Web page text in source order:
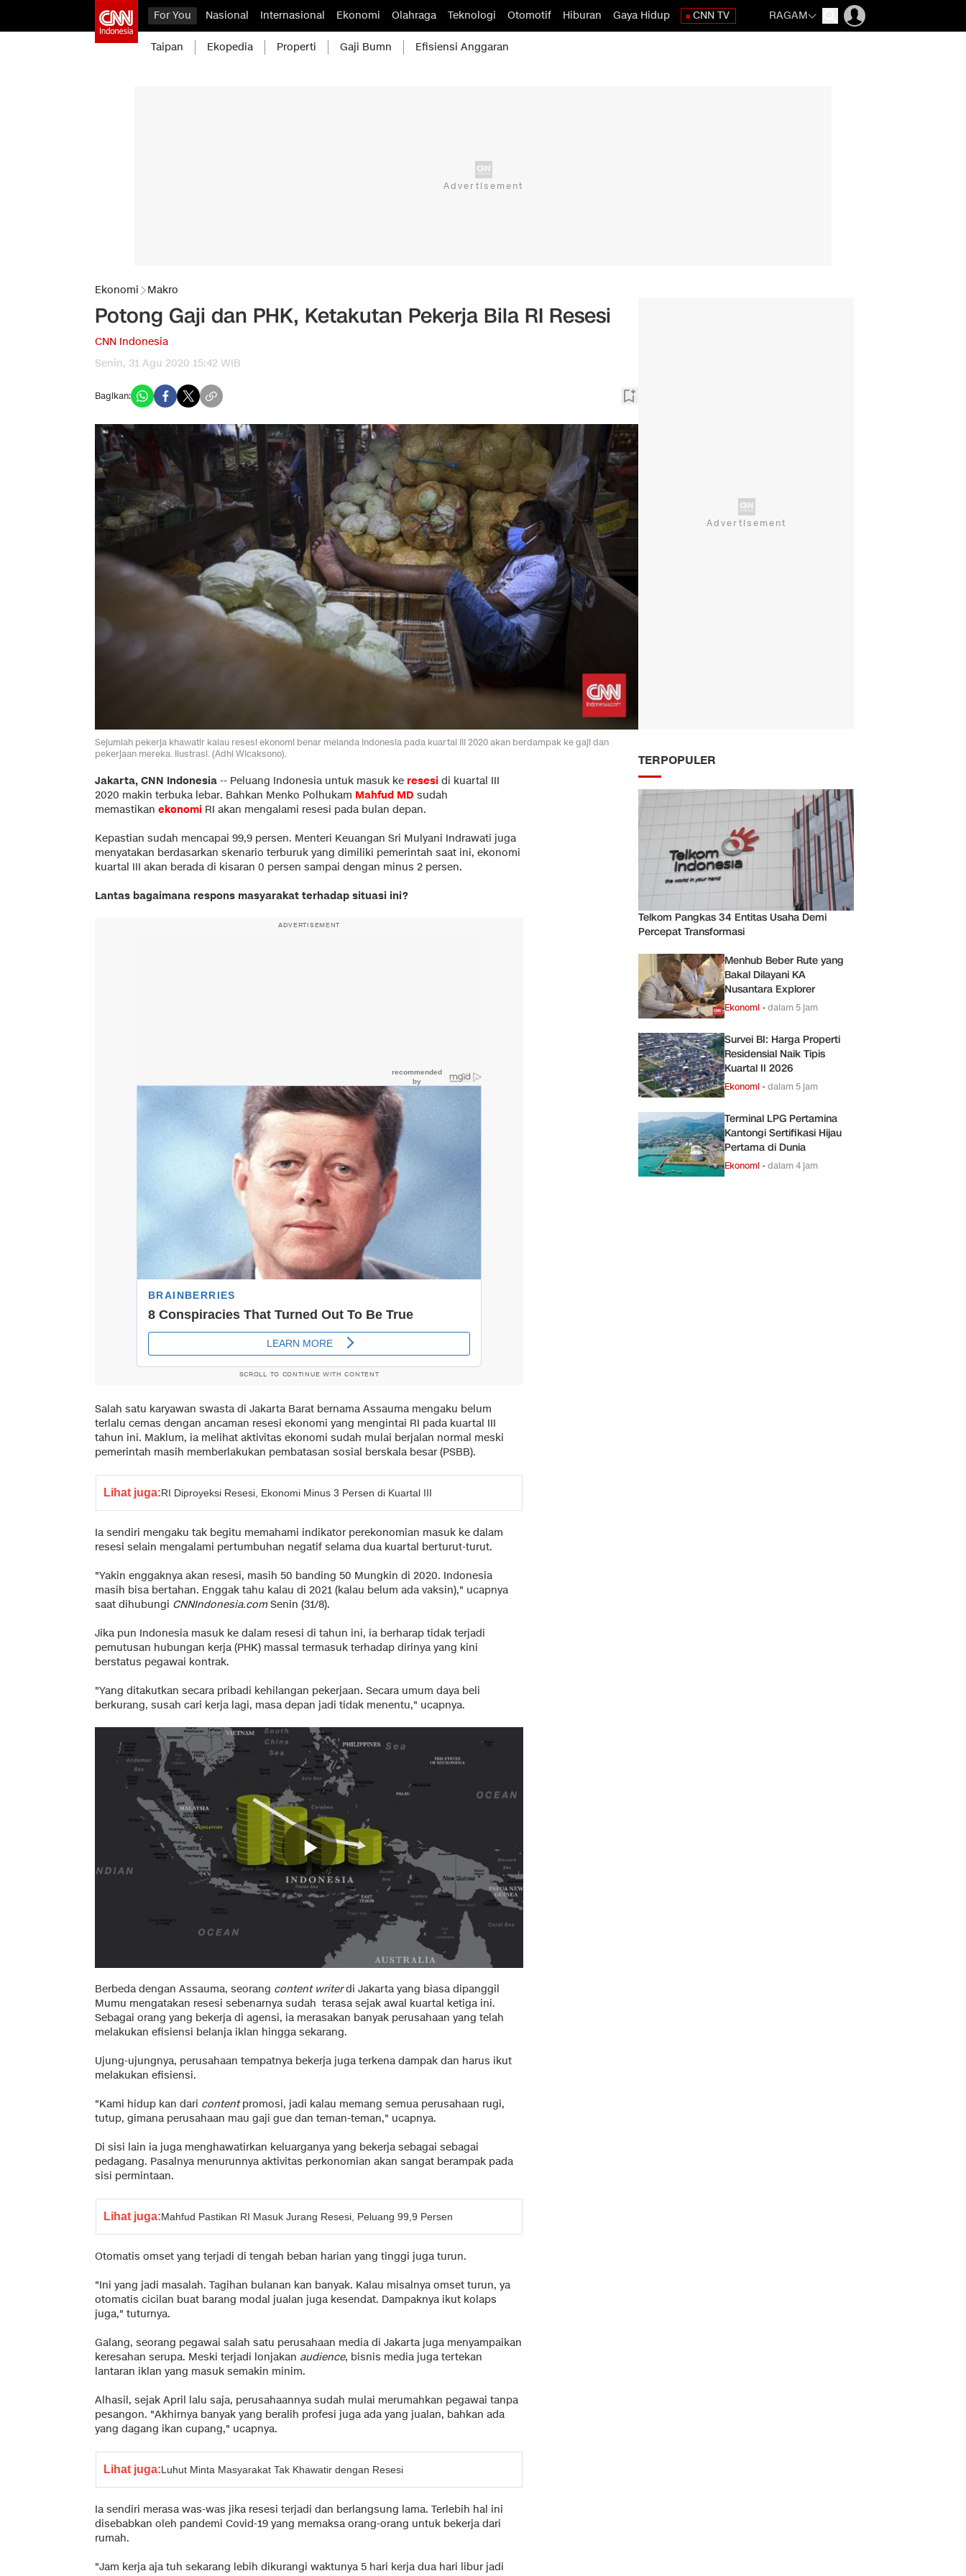
For You Nasional Internasional Ekonomi Olahraga Teknologi Otomotif Hiburan Gaya Hidup CNN TV RAGAM
Taipan Ekopedia Properti Gaji Bumn Efisiensi Anggaran
Ekonomi Makro
Potong Gaji dan PHK, Ketakutan Pekerja Bila RI Resesi
CNN Indonesia
Senin, 31 Agu 2020 15:42 WIB
Bagikan:
Sejumlah pekerja khawatir kalau resesi ekonomi benar melanda Indonesia pada kuartal III 2020 akan berdampak ke gaji dan
pekerjaan mereka. Ilustrasi. (Adhi Wicaksono).
Jakarta, CNN Indonesia -- Peluang Indonesia untuk masuk ke resesi di kuartal III
2020 makin terbuka lebar. Bahkan Menko Polhukam Mahfud MD sudah
memastikan ekonomi RI akan mengalami resesi pada bulan depan.
Kepastian sudah mencapai 99,9 persen. Menteri Keuangan Sri Mulyani Indrawati juga
menyatakan berdasarkan skenario terburuk yang dimiliki pemerintah saat ini, ekonomi
kuartal III akan berada di kisaran 0 persen sampai dengan minus 2 persen.
Lantas bagaimana respons masyarakat terhadap situasi ini?
ADVERTISEMENT
SCROLL TO CONTINUE WITH CONTENT
Salah satu karyawan swasta di Jakarta Barat bernama Assauma mengaku belum
terlalu cemas dengan ancaman resesi ekonomi yang mengintai RI pada kuartal III
tahun ini. Maklum, ia melihat aktivitas ekonomi sudah mulai berjalan normal meski
pemerintah masih memberlakukan pembatasan sosial berskala besar (PSBB).
Lihat juga:RI Diproyeksi Resesi, Ekonomi Minus 3 Persen di Kuartal III
Ia sendiri mengaku tak begitu memahami indikator perekonomian masuk ke dalam
resesi selain mengalami pertumbuhan negatif selama dua kuartal berturut-turut.
"Yakin enggaknya akan resesi, masih 50 banding 50 Mungkin di 2020. Indonesia
masih bisa bertahan. Enggak tahu kalau di 2021 (kalau belum ada vaksin)," ucapnya
saat dihubungi CNNIndonesia.comSenin (31/8).
Jika pun Indonesia masuk ke dalam resesi di tahun ini, ia berharap tidak terjadi
pemutusan hubungan kerja (PHK) massal termasuk terhadap dirinya yang kini
berstatus pegawai kontrak.
"Yang ditakutkan secara pribadi kehilangan pekerjaan. Secara umum daya beli
berkurang, susah cari kerja lagi, masa depan jadi tidak menentu," ucapnya.
Berbeda dengan Assauma, seorang content writerdi Jakarta yang biasa dipanggil
Mumu mengatakan resesi sebenarnya sudah terasa sejak awal kuartal ketiga ini.
Sebagai orang yang bekerja di agensi, ia merasakan banyak perusahaan yang telah
melakukan efisiensi belanja iklan hingga sekarang.
Ujung-ujungnya, perusahaan tempatnya bekerja juga terkena dampak dan harus ikut
melakukan efisiensi.
"Kami hidup kan dari contentpromosi, jadi kalau memang semua perusahaan rugi,
tutup, gimana perusahaan mau gaji gue dan teman-teman," ucapnya.
Di sisi lain ia juga menghawatirkan keluarganya yang bekerja sebagai sebagai
pedagang. Pasalnya menurunnya aktivitas perkonomian akan sangat berampak pada
sisi permintaan.
Lihat juga:Mahfud Pastikan RI Masuk Jurang Resesi, Peluang 99,9 Persen
Otomatis omset yang terjadi di tengah beban harian yang tinggi juga turun.
"Ini yang jadi masalah. Tagihan bulanan kan banyak. Kalau misalnya omset turun, ya
otomatis cicilan buat barang modal jualan juga kesendat. Dampaknya ikut kolaps
juga," tuturnya.
Galang, seorang pegawai salah satu perusahaan media di Jakarta juga menyampaikan
keresahan serupa. Meski terjadi lonjakan audience, bisnis media juga tertekan
lantaran iklan yang masuk semakin minim.
Alhasil, sejak April lalu saja, perusahaannya sudah mulai merumahkan pegawai tanpa
pesangon. "Akhirnya banyak yang beralih profesi juga ada yang jualan, bahkan ada
yang dagang ikan cupang," ucapnya.
Lihat juga:Luhut Minta Masyarakat Tak Khawatir dengan Resesi
Ia sendiri merasa was-was jika resesi terjadi dan berlangsung lama. Terlebih hal ini
disebabkan oleh pandemi Covid-19 yang memaksa orang-orang untuk bekerja dari
rumah.
"Jam kerja aja tuh sekarang lebih dikurangi waktunya 5 hari kerja dua hari libur jadi
TERPOPULER
Telkom Pangkas 34 Entitas Usaha Demi
Percepat Transformasi
Menhub Beber Rute yang
Bakal Dilayani KA
Nusantara Explorer
Ekonomi •dalam 5 jam
Survei BI: Harga Properti
Residensial Naik Tipis
Kuartal II 2026
Ekonomi •dalam 5 jam
Terminal LPG Pertamina
Kantongi Sertifikasi Hijau
Pertama di Dunia
Ekonomi •dalam 4 jam